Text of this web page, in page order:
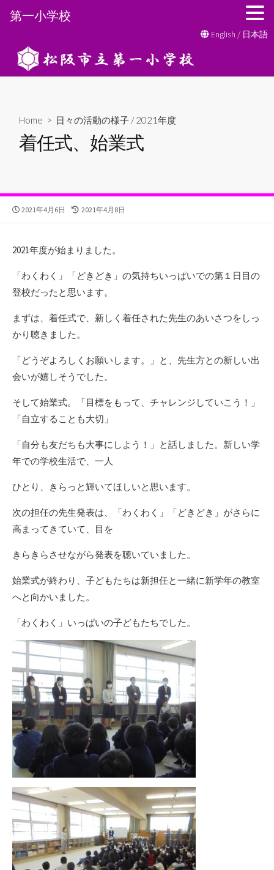
ン
English / 日本語
Home > 日々の活動の様子 /2021年度
着任式、始業式
公
2021年4月6日
最
日
2021年4月8日
2021年度が始まりました。
「わくわく」「どきどき」の気持ちいっぱいでの第１日目の
登校だったと思います。
まずは、着任式で、新しく着任された先生のあいさつをしっ
かり聴きました。
「どうぞよろしくお願いします。」と、先生方との新しい出
会いが嬉しそうでした。
そして始業式。「目標をもって、チャレンジしていこう！」
「自立することも大切」
「自分も友だちも大事にしよう！」と話しました。新しい学
年での学校生活で、一人
ひとり、きらっと輝いてほしいと思います。
次の担任の先生発表は、「わくわく」「どきどき」がさらに
高まってきていて、目を
きらきらさせながら発表を聴いていました。
始業式が終わり、子どもたちは新担任と一緒に新学年の教室
へと向かいました。
「わくわく」いっぱいの子どもたちでした。
第一小学校